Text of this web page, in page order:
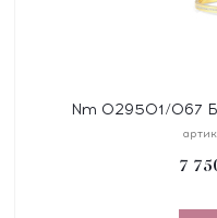
Nm 029501/067
"БЕСКОНЕЧНОСТЬ"
7